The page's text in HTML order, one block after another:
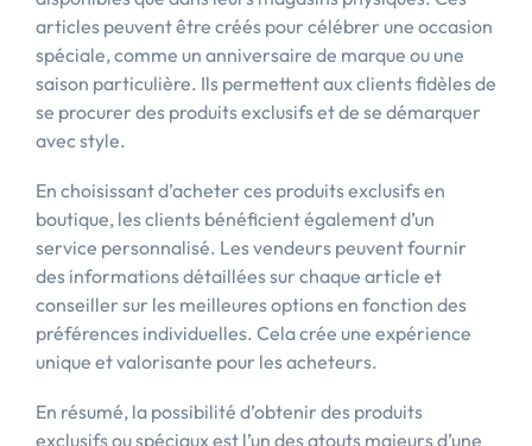
articles peuvent être créés pour célébrer une occasion
spéciale, comme un anniversaire de marque ou une
saison particulière. Ils permettent aux clients fidèles de
se procurer des produits exclusifs et de se démarquer
avec style.
En choisissant d’acheter ces produits exclusifs en
boutique, les clients bénéficient également d’un
service personnalisé. Les vendeurs peuvent fournir
des informations détaillées sur chaque article et
conseiller sur les meilleures options en fonction des
préférences individuelles. Cela crée une expérience
unique et valorisante pour les acheteurs.
En résumé, la possibilité d’obtenir des produits
exclusifs ou spéciaux est l’un des atouts majeurs d’une